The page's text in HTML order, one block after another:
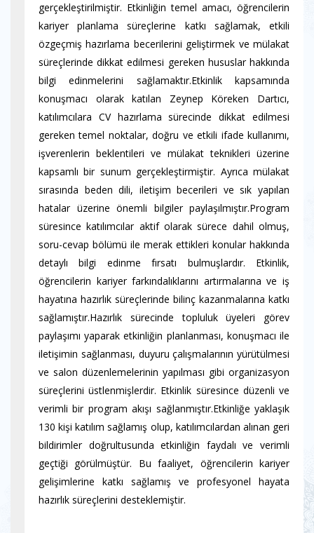
gerçekleştirilmiştir. Etkinliğin temel amacı, öğrencilerin
kariyer planlama süreçlerine katkı sağlamak, etkili
özgeçmiş hazırlama becerilerini geliştirmek ve mülakat
süreçlerinde dikkat edilmesi gereken hususlar hakkında
bilgi edinmelerini sağlamaktır.Etkinlik kapsamında
konuşmacı olarak katılan Zeynep Köreken Dartıcı,
katılımcılara CV hazırlama sürecinde dikkat edilmesi
gereken temel noktalar, doğru ve etkili ifade kullanımı,
işverenlerin beklentileri ve mülakat teknikleri üzerine
kapsamlı bir sunum gerçekleştirmiştir. Ayrıca mülakat
sırasında beden dili, iletişim becerileri ve sık yapılan
hatalar üzerine önemli bilgiler paylaşılmıştır.Program
süresince katılımcılar aktif olarak sürece dahil olmuş,
soru-cevap bölümü ile merak ettikleri konular hakkında
detaylı bilgi edinme fırsatı bulmuşlardır. Etkinlik,
öğrencilerin kariyer farkındalıklarını artırmalarına ve iş
hayatına hazırlık süreçlerinde bilinç kazanmalarına katkı
sağlamıştır.Hazırlık sürecinde topluluk üyeleri görev
paylaşımı yaparak etkinliğin planlanması, konuşmacı ile
iletişimin sağlanması, duyuru çalışmalarının yürütülmesi
ve salon düzenlemelerinin yapılması gibi organizasyon
süreçlerini üstlenmişlerdir. Etkinlik süresince düzenli ve
verimli bir program akışı sağlanmıştır.Etkinliğe yaklaşık
130 kişi katılım sağlamış olup, katılımcılardan alınan geri
bildirimler doğrultusunda etkinliğin faydalı ve verimli
geçtiği görülmüştür. Bu faaliyet, öğrencilerin kariyer
gelişimlerine katkı sağlamış ve profesyonel hayata
hazırlık süreçlerini desteklemiştir.